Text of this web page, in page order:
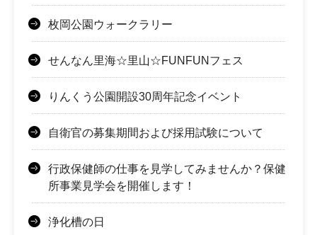
枚岡公園ウォークラリー
せんなん里海☆里山☆FUNFUNフェス
りんくう公園開設30周年記念イベント
自衛官の募集期間および採用試験について
行政保健師の仕事を見学してみませんか？保健
所事業見学会を開催します！
浄化槽の日